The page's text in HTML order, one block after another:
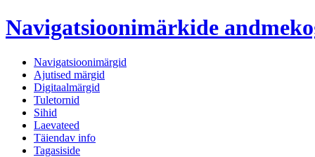
Navigatsioonimärkide
Navigatsioonimärgid
Ajutised märgid
Digitaalmärgid
Tuletornid
Sihid
Laevateed
Täiendav info
Tagasiside